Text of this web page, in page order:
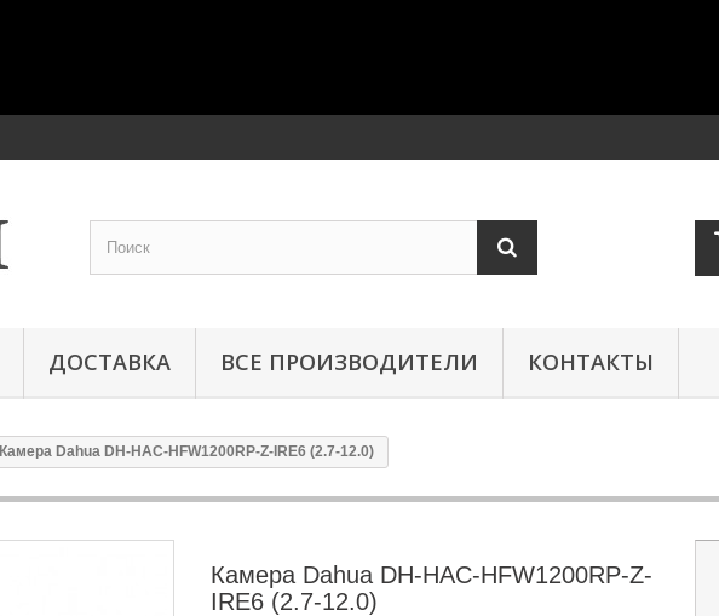
ДОСТАВКА ВСЕ ПРОИЗВОДИТЕЛИ КОНТАКТЫ
Камера Dahua DH-HAC-HFW1200RP-Z-IRE6 (2.7-12.0)
Камера Dahua DH-HAC-HFW1200RP-Z-
IRE6 (2.7-12.0)